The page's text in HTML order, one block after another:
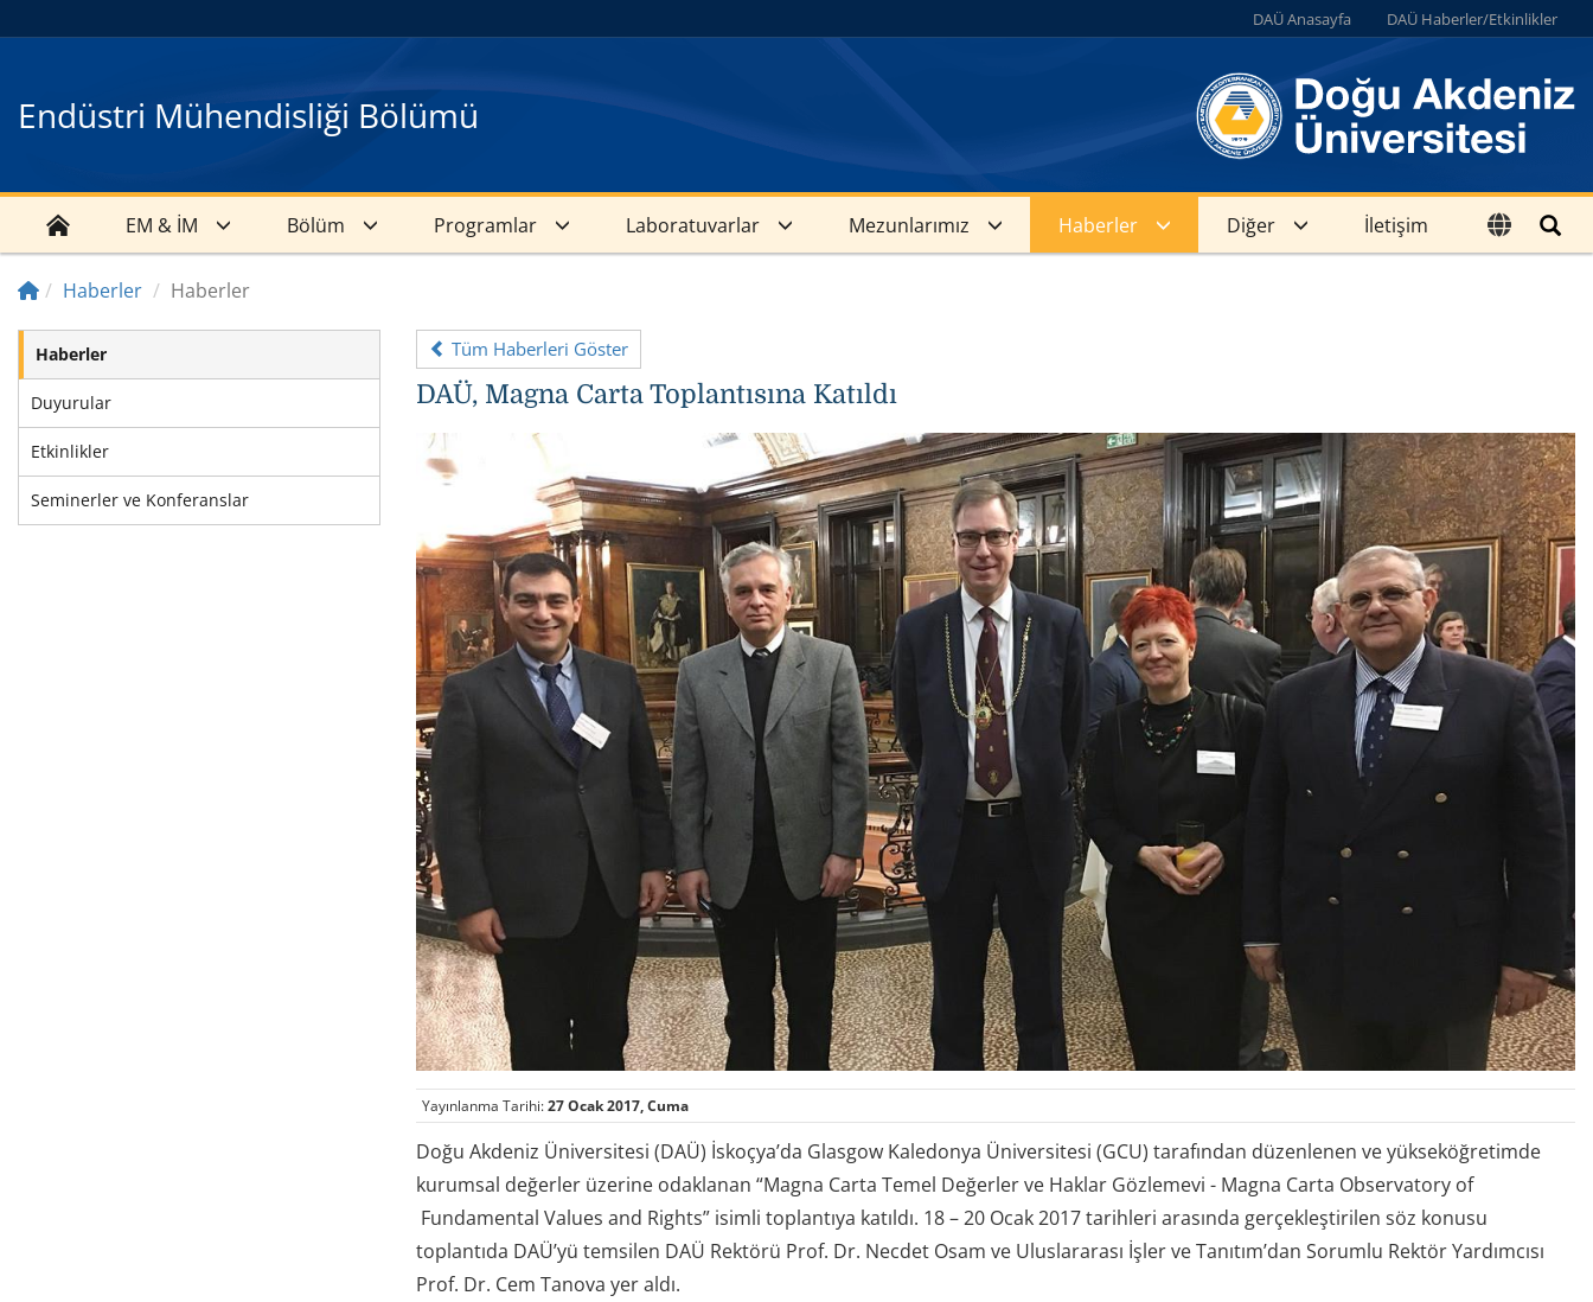
DAÜ Anasayfa DAÜ Haberler/Etkinlikler
Endüstri Mühendisliği Bölümü
EM & İM Bölüm Programlar Laboratuvarlar Mezunlarımız Haberler Diğer İletişim
Haberler Haberler
Haberler
Duyurular
Etkinlikler
Seminerler ve Konferanslar
Tüm Haberleri Göster
DAÜ, Magna Carta Toplantısına Katıldı
Yayınlanma Tarihi:27 Ocak 2017, Cuma
Doğu Akdeniz Üniversitesi (DAÜ) İskoçya’da Glasgow Kaledonya Üniversitesi (GCU) tarafından düzenlenen ve yükseköğretimde
kurumsal değerler üzerine odaklanan “Magna Carta Temel Değerler ve Haklar Gözlemevi - Magna Carta Observatory of
Fundamental Values and Rights” isimli toplantıya katıldı. 18 – 20 Ocak 2017 tarihleri arasında gerçekleştirilen söz konusu
toplantıda DAÜ’yü temsilen DAÜ Rektörü Prof. Dr. Necdet Osam ve Uluslararası İşler ve Tanıtım’dan Sorumlu Rektör Yardımcısı
Prof. Dr. Cem Tanova yer aldı.